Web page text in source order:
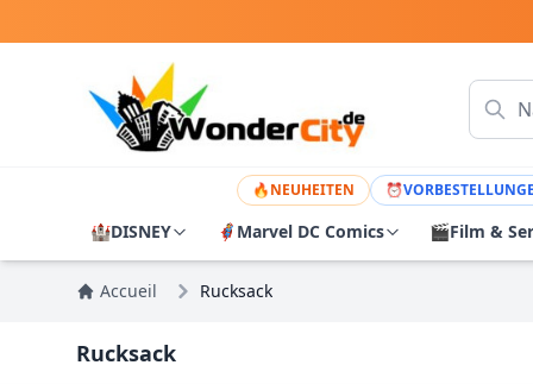
🔥NEUHEITEN ⏰
🏰DISNEY 🦸 Marvel DC Comics 🎬Film &
Accueil Rucksack
Rucksack